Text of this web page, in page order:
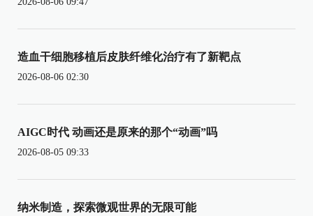
造血干细胞移植后皮肤纤维化治疗有了新靶点
2026-08-06 02:30
AIGC时代 动画还是原来的那个“动画”吗
2026-08-05 09:33
纳米制造，探索微观世界的无限可能